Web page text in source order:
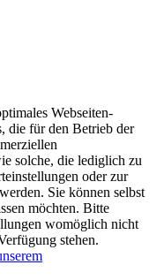
Webseiten-
die für den Betrieb der
solche, die lediglich zu
oder zur
Sie können selbst
möchten. Bitte
womöglich nicht
stehen.